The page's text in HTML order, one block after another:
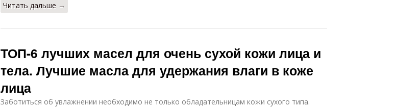
Читать дальше →
ТОП-6 лучших масел для очень сухой кожи лица и
тела. Лучшие масла для удержания влаги в коже
лица
Заботиться об увлажнении необходимо не только обладательницам кожи сухого типа.